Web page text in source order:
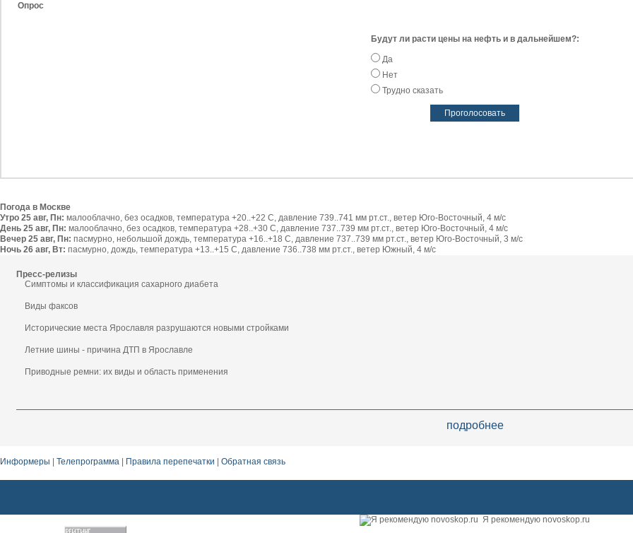
Опрос
Будут ли расти цены на нефть и в дальнейшем?:
Да
Нет
Трудно сказать
Погода в Москве
Утро 25 авг, Пн: малооблачно, без осадков, температура +20..+22 С, давление 739..741 мм рт.ст., ветер Юго-Восточный, 4 м/с
День 25 авг, Пн: малооблачно, без осадков, температура +28..+30 С, давление 737..739 мм рт.ст., ветер Юго-Восточный, 4 м/с
Вечер 25 авг, Пн: пасмурно, небольшой дождь, температура +16..+18 С, давление 737..739 мм рт.ст., ветер Юго-Восточный, 3 м/с
Ночь 26 авг, Вт: пасмурно, дождь, температура +13..+15 С, давление 736..738 мм рт.ст., ветер Южный, 4 м/с
Пресс-релизы
Симптомы и классификация сахарного диабета
Виды факсов
Исторические места Ярославля разрушаются новыми стройками
Летние шины - причина ДТП в Ярославле
Приводные ремни: их виды и область применения
подробнее
Информеры Телепрограмма Правила перепечатки Обратная связь
Я рекомендую novoskop.ru